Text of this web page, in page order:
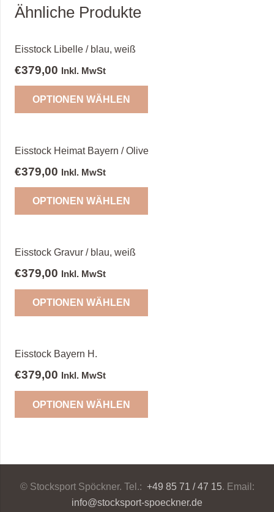
Ähnliche Produkte
Eisstock Libelle / blau, weiß
€379,00 Inkl. MwSt
OPTIONEN WÄHLEN
Eisstock Heimat Bayern / Olive
€379,00 Inkl. MwSt
OPTIONEN WÄHLEN
Eisstock Gravur / blau, weiß
€379,00 Inkl. MwSt
OPTIONEN WÄHLEN
Eisstock Bayern H.
€379,00 Inkl. MwSt
OPTIONEN WÄHLEN
© Stocksport Spöckner. Tel.: +49 85 71 / 47 15. Email:
info@stocksport-spoeckner.de